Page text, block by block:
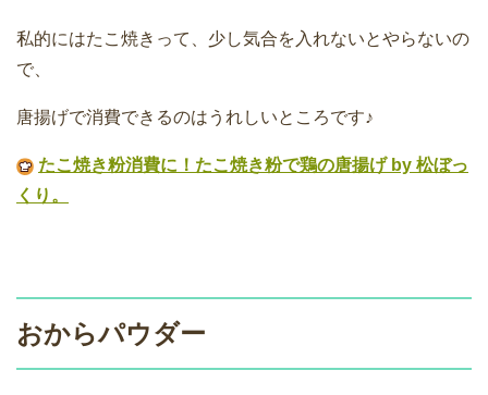
私的にはたこ焼きって、少し気合を入れないとやらないの
で、
唐揚げで消費できるのはうれしいところです♪
たこ焼き粉消費に！たこ焼き粉で鶏の唐揚げ by 松ぼっ
くり。
おからパウダー